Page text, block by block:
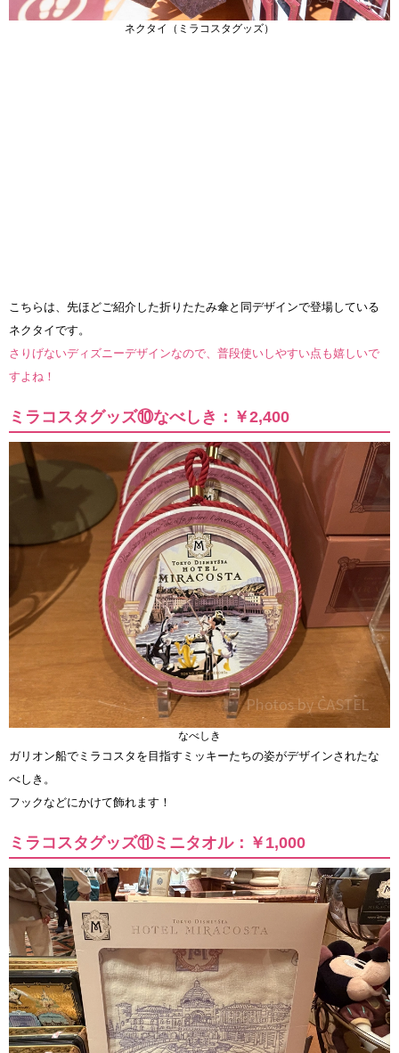
ネクタイ（ミラコスタグッズ）
こちらは、先ほどご紹介した折りたたみ傘と同デザインで登場している
ネクタイです。
さりげないディズニーデザインなので、普段使いしやすい点も嬉しいで
すよね！
ミラコスタグッズ⑩なべしき：￥2,400
なべしき
ガリオン船でミラコスタを目指すミッキーたちの姿がデザインされたな
べしき。
フックなどにかけて飾れます！
ミラコスタグッズ⑪ミニタオル：￥1,000